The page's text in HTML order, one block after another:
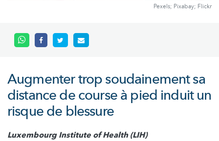
Pexels; Pixabay; Flickr
Augmenter trop soudainement sa
distance de course à pied induit un
risque de blessure
Luxembourg Institute of Health (LIH)